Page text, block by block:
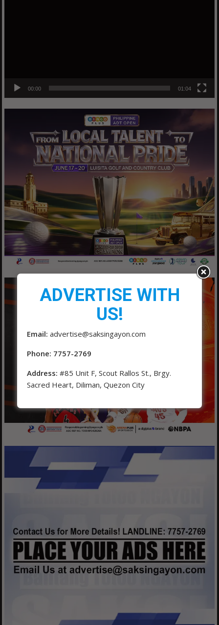
00:00 01:04
ADVERTISE WITH
US!
Email: advertise@saksingayon.com
Phone: 7757-2769
Address: #85 Unit F, Scout Rallos St., Brgy.
Sacred Heart, Diliman, Quezon City